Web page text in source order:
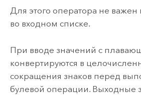
Для этого оператора не важен
во входном списке.
При вводе значений с
конвертируются в
сокращения знаков перед
булевой операции. Выходные